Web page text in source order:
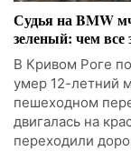
Судья на BMW
зеленый: чем все
В Кривом Роге
умер 12-летний
пешеходном
двигалась на
переходили